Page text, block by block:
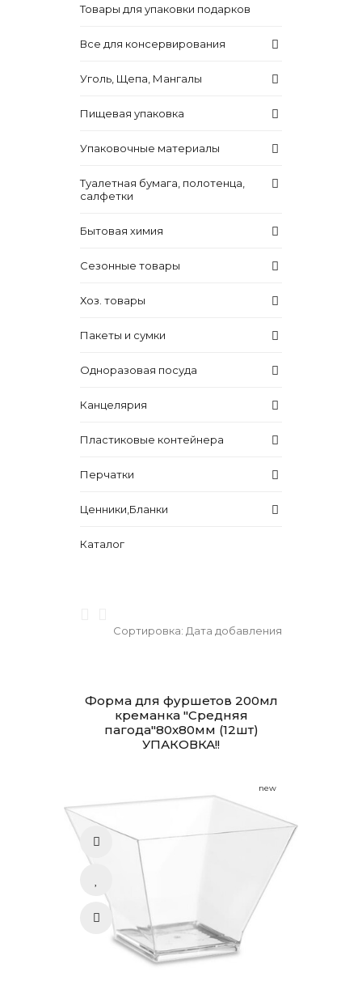
Товары для упаковки подарков
Все для консервирования
Уголь, Щепа, Мангалы
Пищевая упаковка
Упаковочные материалы
Туалетная бумага, полотенца,
салфетки
Бытовая химия
Сезонные товары
Хоз. товары
Пакеты и сумки
Одноразовая посуда
Канцелярия
Пластиковые контейнера
Перчатки
Ценники,Бланки
Каталог
Сортировка: Дата добавления
Форма для фуршетов 200мл
креманка "Средняя
пагода"80х80мм (12шт)
УПАКОВКА!!
new